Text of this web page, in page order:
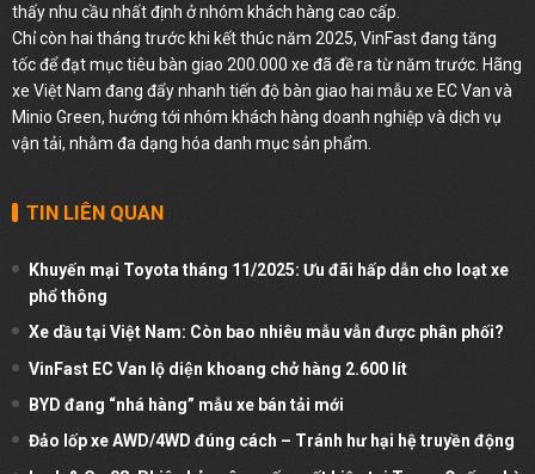
thấy nhu cầu nhất định ở nhóm khách hàng cao cấp.
Chỉ còn hai tháng trước khi kết thúc năm 2025, VinFast đang tăng
tốc để đạt mục tiêu bàn giao 200.000 xe đã đề ra từ năm trước. Hãng
xe Việt Nam đang đẩy nhanh tiến độ bàn giao hai mẫu xe EC Van và
Minio Green, hướng tới nhóm khách hàng doanh nghiệp và dịch vụ
vận tải, nhằm đa dạng hóa danh mục sản phẩm.
TIN LIÊN QUAN
Khuyến mại Toyota tháng 11/2025: Ưu đãi hấp dẫn cho loạt xe
phổ thông
Xe dầu tại Việt Nam: Còn bao nhiêu mẫu vẫn được phân phối?
VinFast EC Van lộ diện khoang chở hàng 2.600 lít
BYD đang “nhá hàng” mẫu xe bán tải mới
Đảo lốp xe AWD/4WD đúng cách – Tránh hư hại hệ truyền động